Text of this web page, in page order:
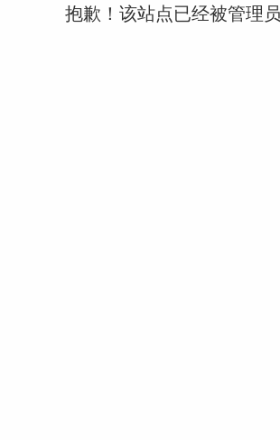
抱歉！该站点已经被管理